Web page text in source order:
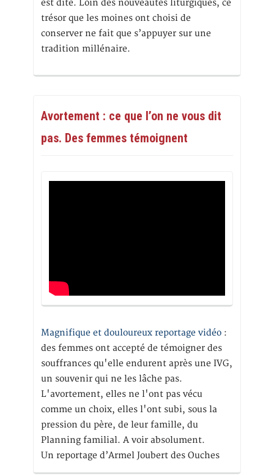
est dite. Loin des nouveautés liturgiques, ce
trésor que les moines ont choisi de
conserver ne fait que s’appuyer sur une
tradition millénaire.
Avortement : ce que l’on ne vous dit
pas. Des femmes témoignent
Magnifique et douloureux reportage vidéo :
des femmes ont accepté de témoigner des
souffrances qu'elle endurent après une IVG,
un souvenir qui ne les lâche pas.
L'avortement, elles ne l'ont pas vécu
comme un choix, elles l'ont subi, sous la
pression du père, de leur famille, du
Planning familial. A voir absolument.
Un reportage d’Armel Joubert des Ouches